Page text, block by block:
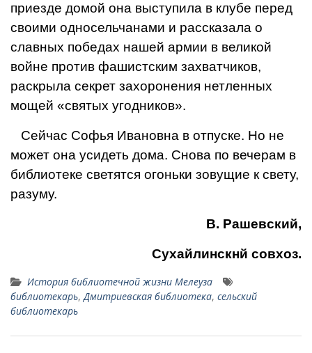
приезде домой она выступила в клубе перед
своими односельчанами и рассказала о
славных победах нашей армии в великой
войне против фашистским захватчиков,
раскрыла секрет захоронения нетленных
мощей «святых угодников».
Сейчас Софья Ивановна в отпуске. Но не
может она усидеть дома. Снова по вечерам в
библиотеке светятся огоньки зовущие к свету,
разуму.
В. Рашевский,
Сухайлинскнй совхоз.
История библиотечной жизни Мелеуза
библиотекарь,Дмитриевская библиотека, сельский
библиотекарь